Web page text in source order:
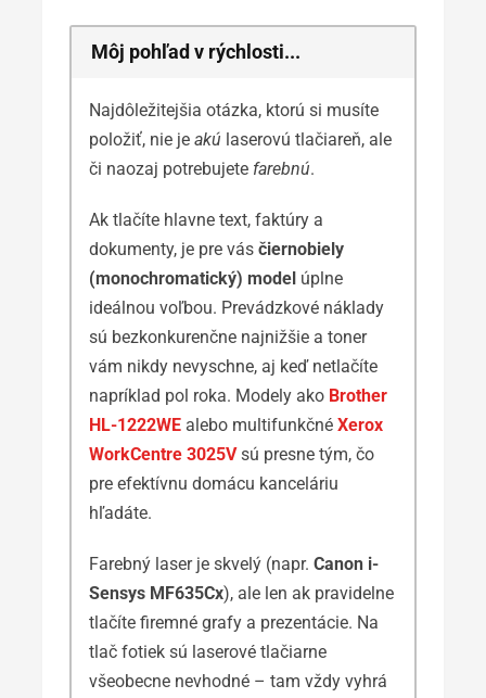
Môj pohľad v rýchlosti...
Najdôležitejšia otázka, ktorú si musíte
položiť, nie je akú laserovú tlačiareň, ale
či naozaj potrebujete farebnú.
Ak tlačíte hlavne text, faktúry a
dokumenty, je pre vás čiernobiely
(monochromatický) model úplne
ideálnou voľbou. Prevádzkové náklady
sú bezkonkurenčne najnižšie a toner
vám nikdy nevyschne, aj keď netlačíte
napríklad pol roka. Modely ako Brother
HL-1222WE alebo multifunkčné Xerox
WorkCentre 3025Vsú presne tým, čo
pre efektívnu domácu kanceláriu
hľadáte.
Farebný laser je skvelý (napr. Canon i-
Sensys MF635Cx), ale len ak pravidelne
tlačíte firemné grafy a prezentácie. Na
tlač fotiek sú laserové tlačiarne
všeobecne nevhodné – tam vždy vyhrá